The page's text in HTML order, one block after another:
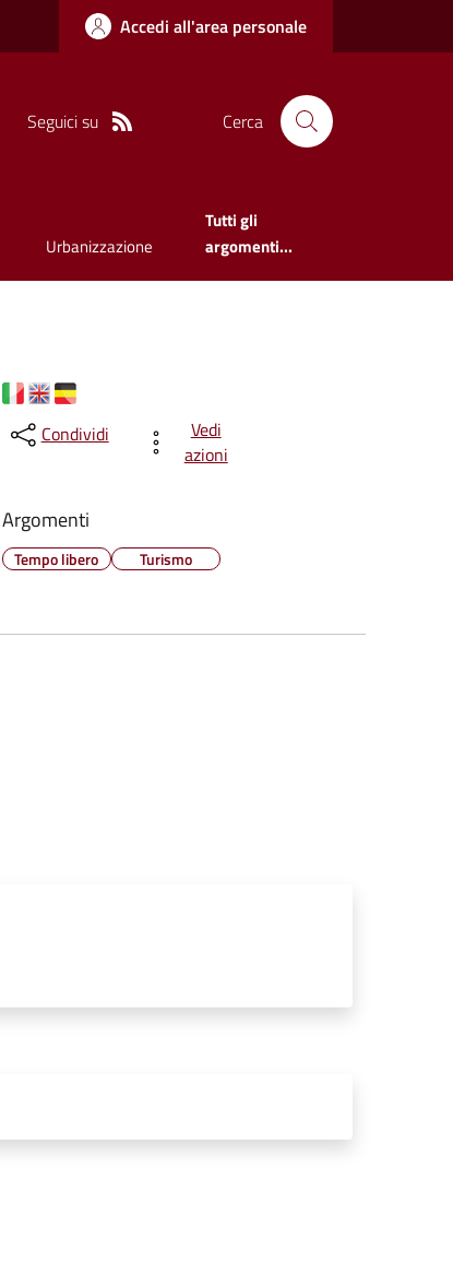
Accedi all'area personale
Seguici su Cerca
Urbanizzazione
Tutti gli
argomenti...
Condividi
Vedi
azioni
Argomenti
Tempo libero Turismo